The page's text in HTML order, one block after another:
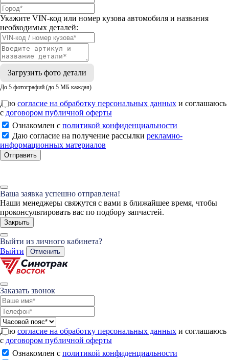
Укажите VIN-код или номер кузова автомобиля и названия
необходимых деталей:
Загрузить фото детали
До 5 фотографий (до 5 МБ каждая)
Даю согласие на обработку персональных данных и соглашаюсь
с договором публичной оферты
Ознакомлен с политикой конфиденциальности
Даю согласие на получение рассылки рекламно-
информационных материалов
Отправить
Ваша заявка успешно отправлена!
Наши менеджеры свяжутся с вами в ближайшее время, чтобы
проконсультировать вас по подбору запчастей.
Закрыть
Выйти из личного кабинета?
Выйти
Отменить
Заказать звонок
Даю согласие на обработку персональных данных и соглашаюсь
с договором публичной оферты
Ознакомлен с политикой конфиденциальности